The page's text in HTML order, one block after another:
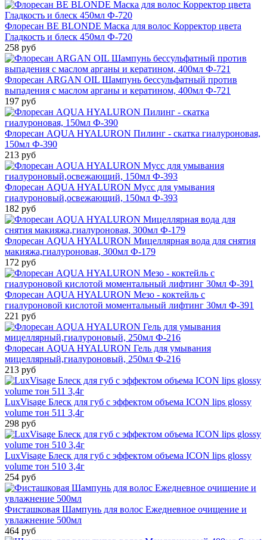
Флоресан BE BLONDE Маска для волос Корректор цвета
Гладкость и блеск 450мл Ф-720
258 руб
Флоресан ARGAN OIL Шампунь бессульфатный против
выпадения с маслом арганы и кератином, 400мл Ф-721
197 руб
Флоресан AQUA HYALURON Пилинг - скатка гиалуроновая,
150мл Ф-390
213 руб
Флоресан AQUA HYALURON Мусс для умывания
гиалуроновый,освежающий, 150мл Ф-393
182 руб
Флоресан AQUA HYALURON Мицеллярная вода для снятия
макияжа,гиалуроновая, 300мл Ф-179
172 руб
Флоресан AQUA HYALURON Мезо - коктейль с
гиалуроновой кислотой моментальный лифтинг 30мл Ф-391
221 руб
Флоресан AQUA HYALURON Гель для умывания
мицеллярный,гиалуроновый, 250мл Ф-216
213 руб
LuxVisage Блеск для губ с эффектом объема ICON lips glossy
volume тон 511 3,4г
298 руб
LuxVisage Блеск для губ с эффектом объема ICON lips glossy
volume тон 510 3,4г
254 руб
Фисташковая Шампунь для волос Ежедневное очищение и
увлажнение 500мл
464 руб